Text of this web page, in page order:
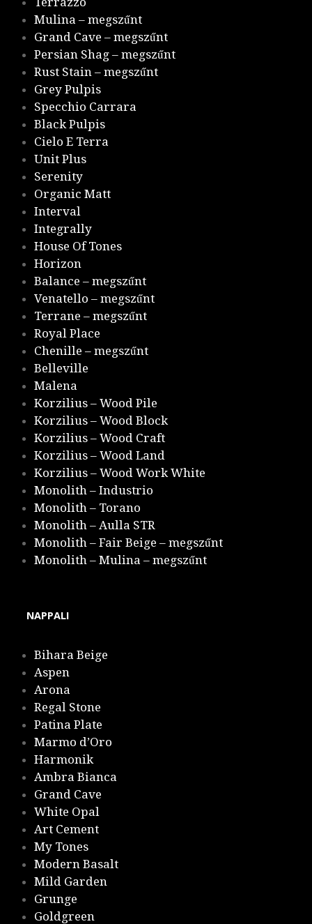
Mulina – megszűnt
Grand Cave – megszűnt
Persian Shag – megszűnt
Rust Stain – megszűnt
Grey Pulpis
Specchio Carrara
Black Pulpis
Cielo E Terra
Unit Plus
Serenity
Organic Matt
Interval
Integrally
House Of Tones
Horizon
Balance – megszűnt
Venatello – megszűnt
Terrane – megszűnt
Royal Place
Chenille – megszűnt
Belleville
Malena
Korzilius – Wood Pile
Korzilius – Wood Block
Korzilius – Wood Craft
Korzilius – Wood Land
Korzilius – Wood Work White
Monolith – Industrio
Monolith – Torano
Monolith – Aulla STR
Monolith – Fair Beige – megszűnt
Monolith – Mulina – megszűnt
NAPPALI
Bihara Beige
Aspen
Arona
Regal Stone
Patina Plate
Marmo d’Oro
Harmonik
Ambra Bianca
Grand Cave
White Opal
Art Cement
My Tones
Modern Basalt
Mild Garden
Grunge
Goldgreen